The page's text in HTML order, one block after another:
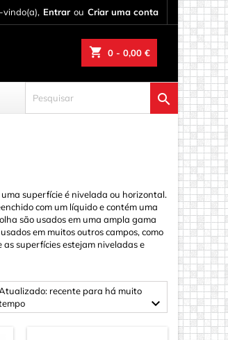
vindo(a), Entrar ou Criar uma conta
shopping_cart 0 - 0,00 €

superfície é nivelada ou horizontal.
com um líquido e contém uma
são usados em uma ampla gama
em muitos outros campos, como
superfícies estejam niveladas e
recente para há muito
